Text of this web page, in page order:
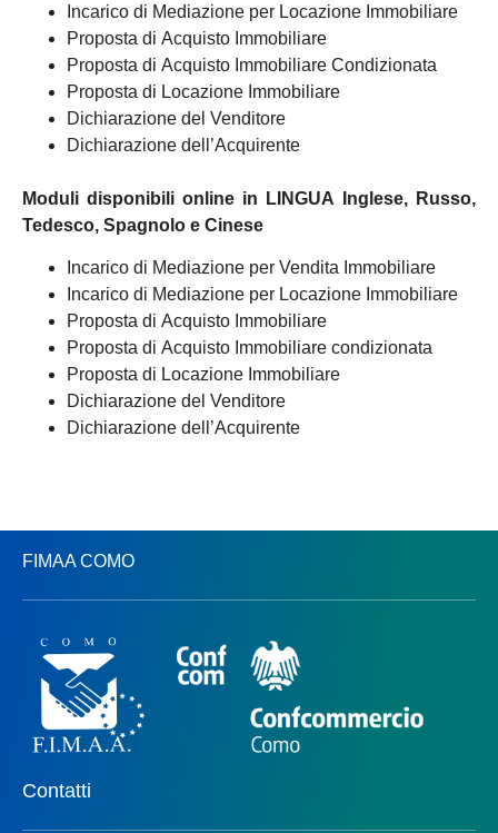
Incarico di Mediazione per Locazione Immobiliare
Proposta di Acquisto Immobiliare
Proposta di Acquisto Immobiliare Condizionata
Proposta di Locazione Immobiliare
Dichiarazione del Venditore
Dichiarazione dell’Acquirente
Moduli disponibili online in LINGUA Inglese, Russo,
Tedesco, Spagnolo e Cinese
Incarico di Mediazione per Vendita Immobiliare
Incarico di Mediazione per Locazione Immobiliare
Proposta di Acquisto Immobiliare
Proposta di Acquisto Immobiliare condizionata
Proposta di Locazione Immobiliare
Dichiarazione del Venditore
Dichiarazione dell’Acquirente
FIMAA COMO
Contatti